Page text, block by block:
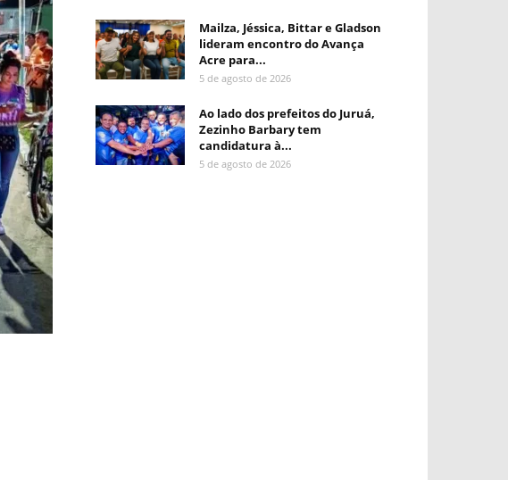
Mailza, Jéssica, Bittar e Gladson
lideram encontro do Avança
Acre para...
5 de agosto de 2026
Ao lado dos prefeitos do Juruá,
Zezinho Barbary tem
candidatura à...
5 de agosto de 2026